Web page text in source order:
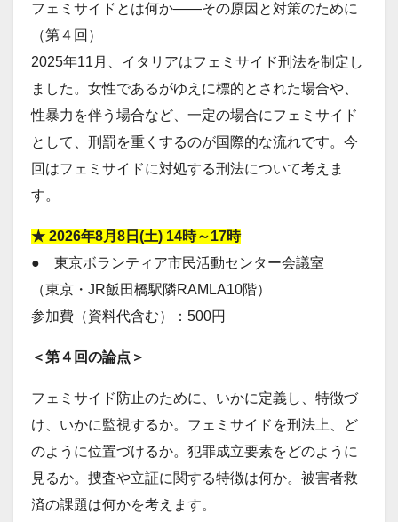
フェミサイドとは何か――その原因と対策のために
（第４回）
2025年11月、イタリアはフェミサイド刑法を制定し
ました。女性であるがゆえに標的とされた場合や、
性暴力を伴う場合など、一定の場合にフェミサイド
として、刑罰を重くするのが国際的な流れです。今
回はフェミサイドに対処する刑法について考えま
す。
★ 2026年8月8日(土) 14時～17時
● 東京ボランティア市民活動センター会議室
（東京・JR飯田橋駅隣RAMLA10階）
参加費（資料代含む）：500円
＜第４回の論点＞
フェミサイド防止のために、いかに定義し、特徴づ
け、いかに監視するか。フェミサイドを刑法上、ど
のように位置づけるか。犯罪成立要素をどのように
見るか。捜査や立証に関する特徴は何か。被害者救
済の課題は何かを考えます。